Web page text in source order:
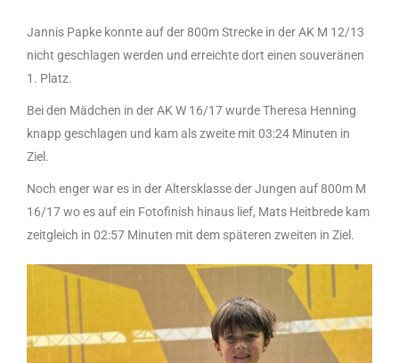
Jannis Papke konnte auf der 800m Strecke in der AK M 12/13
nicht geschlagen werden und erreichte dort einen souveränen
1. Platz.
Bei den Mädchen in der AK W 16/17 wurde Theresa Henning
knapp geschlagen und kam als zweite mit 03:24 Minuten in
Ziel.
Noch enger war es in der Altersklasse der Jungen auf 800m M
16/17 wo es auf ein Fotofinish hinaus lief, Mats Heitbrede kam
zeitgleich in 02:57 Minuten mit dem späteren zweiten in Ziel.